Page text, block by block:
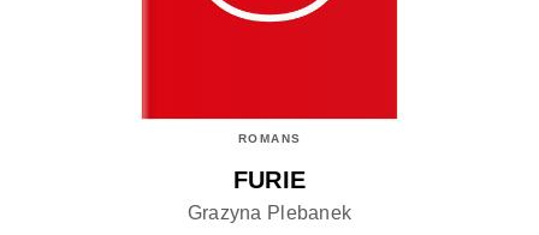
ROMANS
FURIE
Grazyna Plebanek